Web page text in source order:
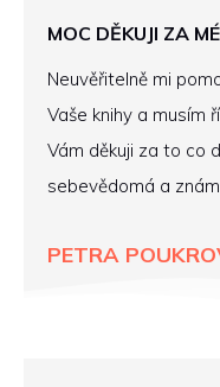
MOC DĚKUJI ZA
Neuvěřitelně mi
Vaše knihy a musím
Vám děkuji za to co
sebevědomá a
PETRA